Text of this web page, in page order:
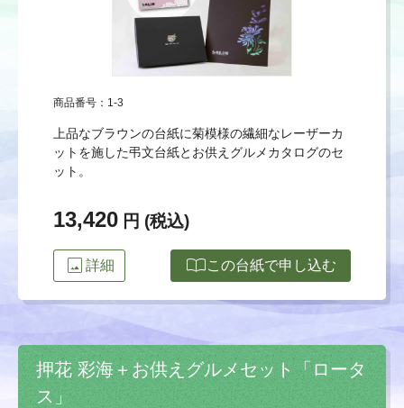
商品番号：1-3
上品なブラウンの台紙に菊模様の繊細なレーザーカ
ットを施した弔文台紙とお供えグルメカタログのセ
ット。
13,420 円 (税込)
image 詳細 import_contactsこの台紙で申し込む
押花 彩海＋お供えグルメセット「ロータ
ス」